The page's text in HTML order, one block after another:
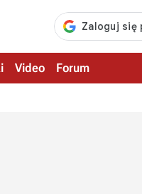
Video Forum